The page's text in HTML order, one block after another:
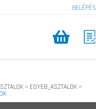
BELÉPÉS
> EGYEB_ASZTALOK >